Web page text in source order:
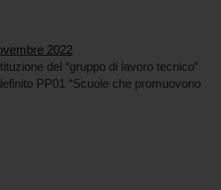
2022
del “gruppo di lavoro tecnico”
PP01 “Scuole che promuovono